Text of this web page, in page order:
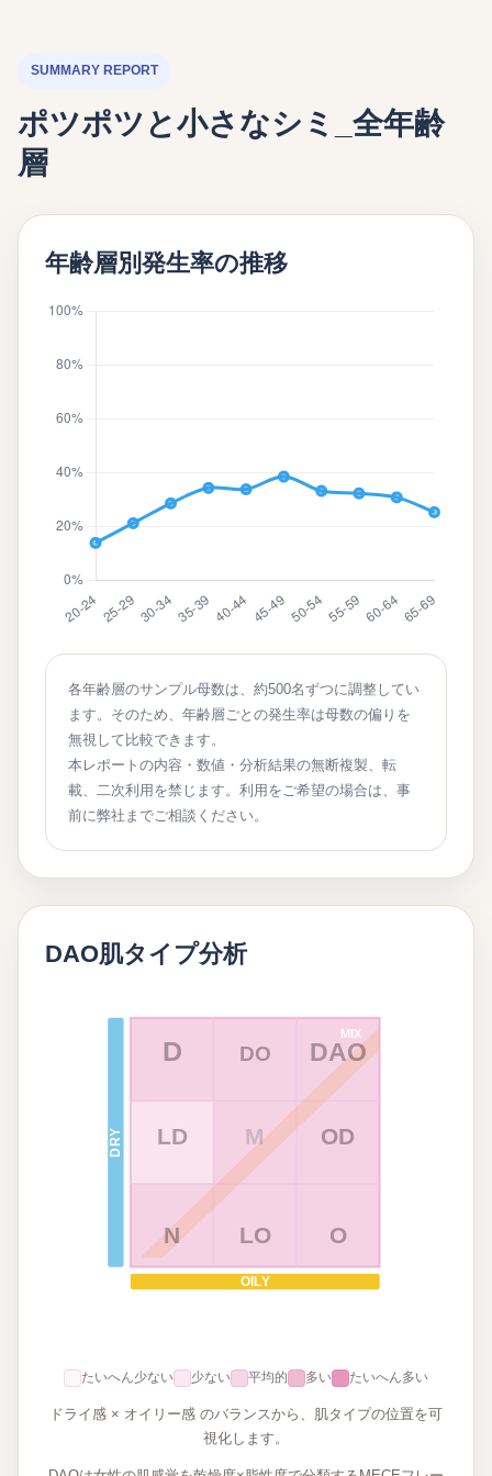
SUMMARY REPORT
ポツポツと小さなシミ_全年齢
層
年齢層別発生率の推移
各年齢層のサンプル母数は、約500名ずつに調整してい
ます。そのため、年齢層ごとの発生率は母数の偏りを
無視して比較できます。
本レポートの内容・数値・分析結果の無断複製、転
載、二次利用を禁じます。利用をご希望の場合は、事
前に弊社までご相談ください。
DAO肌タイプ分析
DRY
OILY
MIX
D DO DAO
LD M OD
N LO O
たいへん少ない 少ない 平均的 多い たいへん多い
ドライ感 × オイリー感 のバランスから、肌タイプの位置を可
視化します。